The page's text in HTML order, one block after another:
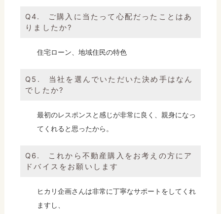
Q4. ご購入に当たって心配だったことはあ
りましたか?
住宅ローン、地域住民の特色
Q5. 当社を選んでいただいた決め手はなん
でしたか?
最初のレスポンスと感じが非常に良く、親身になっ
てくれると思ったから。
Q6. これから不動産購入をお考えの方にア
ドバイスをお願いします
ヒカリ企画さんは非常に丁寧なサポートをしてくれ
ますし、